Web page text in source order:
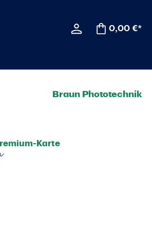
0,00 €*
Braun Phototechnik
Karte